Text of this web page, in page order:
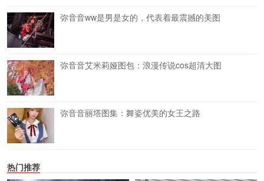
弥音音ww是男是女的，代表着最震撼的美图
弥音音艾米莉娅图包：浪漫传说cos超清大图
弥音音丽塔图集：舞姿优美的女王之路
热门推荐